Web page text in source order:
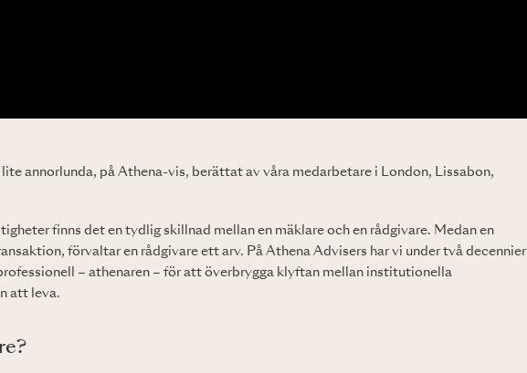
annorlunda, på Athena-vis, berättat av våra medarbetare i London, Lissabon,
finns det en tydlig skillnad mellan en mäklare och en rådgivare. Medan en
förvaltar en rådgivare ett arv. På Athena Advisers har vi under två decennier
– athenaren – för att överbrygga klyftan mellan institutionella
att leva.